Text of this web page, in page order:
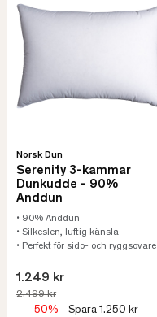
Norsk Dun
Serenity 3-kammar
Dunkudde - 90%
Anddun
• 90% Anddun
• Silkeslen, luftig känsla
• Perfekt för sido- och ryggsovare
1.249 kr
2.499 kr
-50% Spara 1.250 kr